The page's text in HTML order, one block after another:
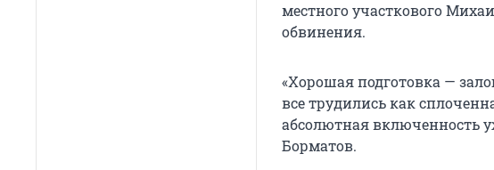
местного участкового
обвинения.
«Хорошая подготовка —
все трудились как
абсолютная включенность
Борматов.